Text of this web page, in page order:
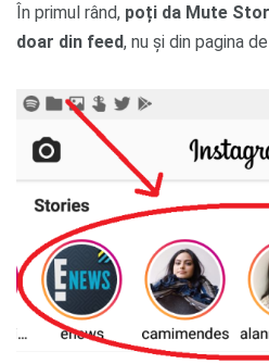
În primul rând, poți da Mute
doar din feed, nu și din pagina